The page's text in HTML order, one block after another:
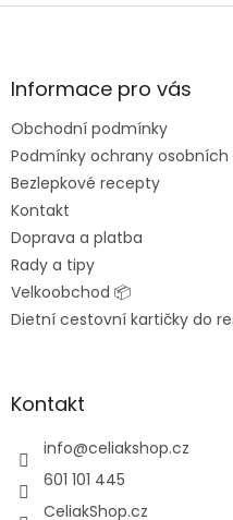
Z
aInformace pro vás
Obchodní podmínky
Podmínky ochrany osobních
Bezlepkové recepty
Kontakt
Doprava a platba
Rady a tipy
Velkoobchod 📦
Dietní cestovní kartičky do
Kontakt
info@celiakshop.cz
601 101 445
CeliakShop.cz